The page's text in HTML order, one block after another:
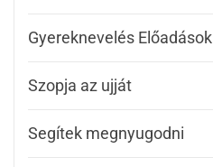
Gyereknevelés Előadások
Szopja az ujját
Segítek megnyugodni